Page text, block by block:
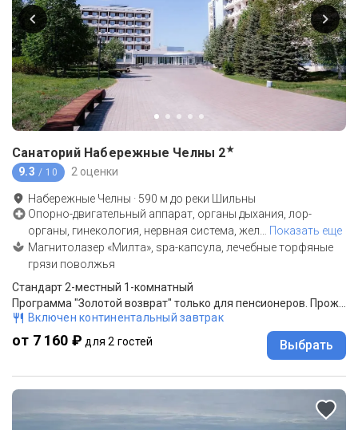
Санаторий Набережные Челны 2★
9.3 / 10 2 оценки
Набережные Челны · 590 м до реки Шильны
Опорно-двигательный аппарат, органы дыхания, лор-
органы, гинекология, нервная система, жел
Показать еще
Магнитолазер «Милта», spa-капсула, лечебные торфяные
грязи поволжья
Стандарт 2-местный 1-комнатный
Включен континентальный завтрак
от 7 160 ₽ для 2 гостей Выбрать